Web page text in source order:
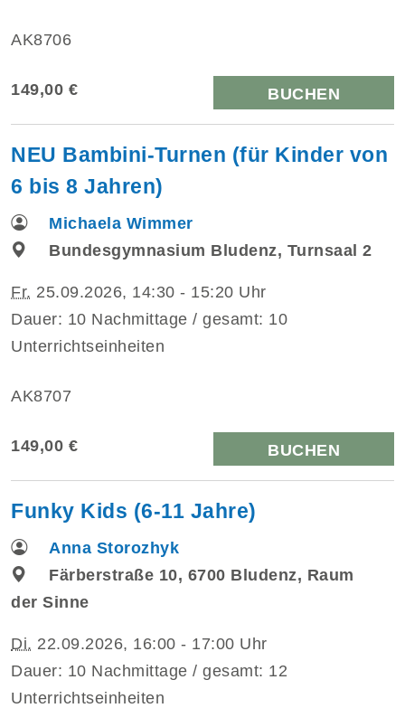
AK8706
149,00 € BUCHEN
NEU Bambini-Turnen (für Kinder von
6 bis 8 Jahren)
Michaela Wimmer
Bundesgymnasium Bludenz, Turnsaal 2
Fr. 25.09.2026, 14:30 - 15:20 Uhr
Dauer: 10 Nachmittage / gesamt: 10
Unterrichtseinheiten
AK8707
149,00 € BUCHEN
Funky Kids (6-11 Jahre)
Anna Storozhyk
Färberstraße 10, 6700 Bludenz, Raum
der Sinne
Di. 22.09.2026, 16:00 - 17:00 Uhr
Dauer: 10 Nachmittage / gesamt: 12
Unterrichtseinheiten